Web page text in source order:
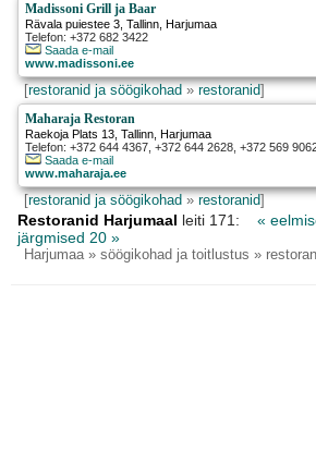
Madissoni Grill ja Baar
Rävala puiestee 3 ,Tallinn , Harjumaa
Telefon: +372 682 3422
Saada e-mail
www.madissoni.ee
[restoranid ja söögikohad»restoranid]
Maharaja Restoran
Raekoja Plats 13 ,Tallinn , Harjumaa
Telefon: +372 644 4367, +372 644 2628, +372 569
Saada e-mail
www.maharaja.ee
[restoranid ja söögikohad»restoranid]
Restoranid Harjumaal leiti 171: «
järgmised 20 »
Harjumaa» söögikohad ja toitlustus »